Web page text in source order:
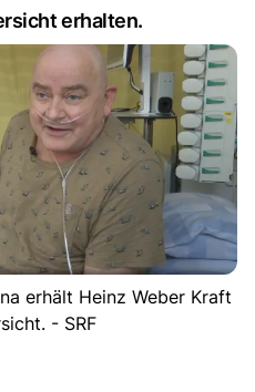
erhalten.
erhält Heinz Weber Kraft
- SRF